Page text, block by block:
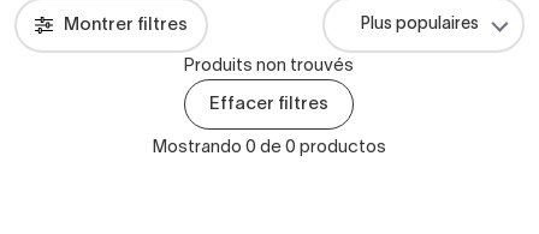
Montrer filtres
Produits non trouvés
Effacer filtres
Mostrando 0 de 0 productos